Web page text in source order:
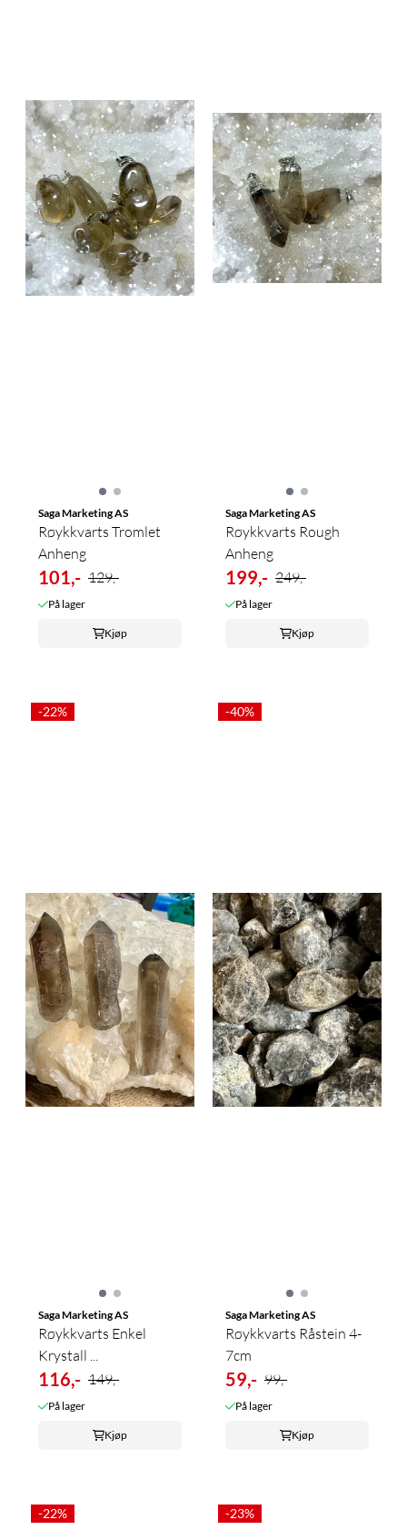
Saga Marketing AS
Røykkvarts Tromlet
Anheng
101,- 129,-
På lager
Kjøp
Saga Marketing AS
Røykkvarts Rough
Anheng
199,- 249,-
På lager
Kjøp
-22%
Saga Marketing AS
Røykkvarts Enkel
Krystall ...
116,- 149,-
På lager
Kjøp
-40%
Saga Marketing AS
Røykkvarts Råstein 4-
7cm
59,- 99,-
På lager
Kjøp
-22% -23%